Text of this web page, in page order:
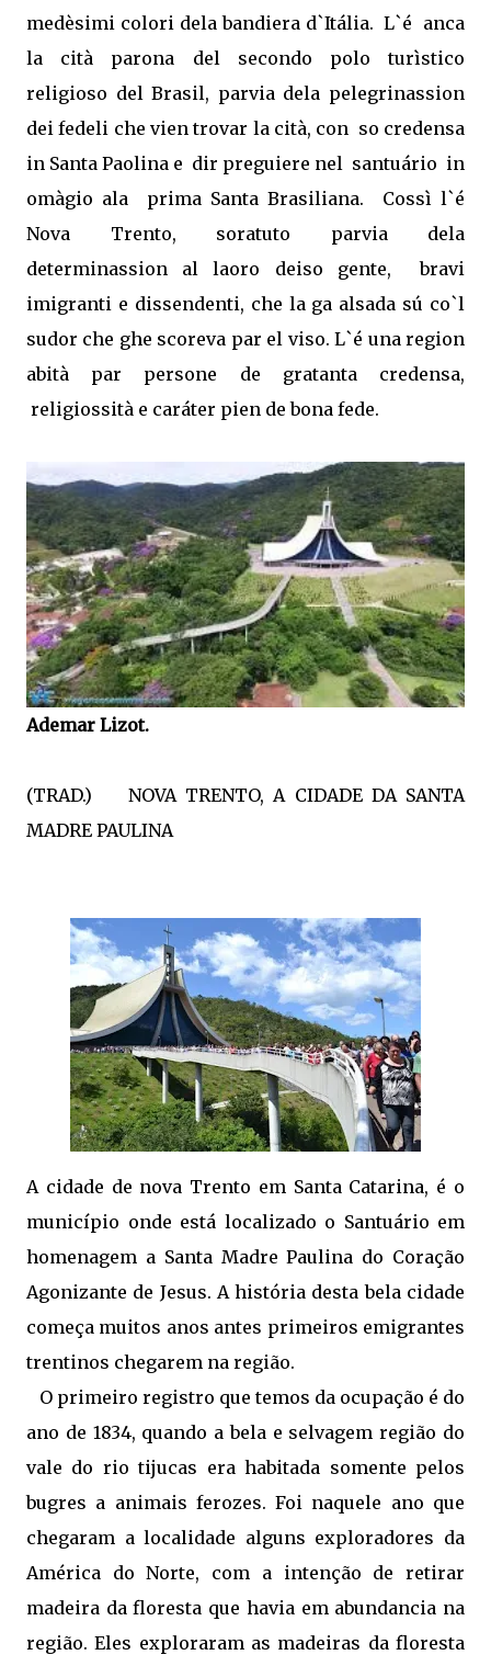
medèsimi colori dela bandiera d`Itália. L`é anca
la cità parona del secondo polo turìstico
religioso del Brasil, parvia dela pelegrinassion
dei fedeli che vien trovar la cità, con so credensa
in Santa Paolina e dir preguiere nel santuário in
omàgio ala
prima Santa Brasiliana.
Cossì l`é
Nova Trento, soratuto parvia dela
determinassion al laoro deiso gente,
bravi
imigranti e dissendenti, che la ga alsada sú co`l
sudor che ghe scoreva par el viso. L`é una region
abità par persone de gratanta credensa,
religiossità e caráter pien de bona fede.
Ademar Lizot.
(TRAD.)
NOVA TRENTO, A CIDADE DA SANTA
MADRE PAULINA
A cidade de nova Trento em Santa Catarina, é o
município onde está localizado o Santuário em
homenagem a Santa Madre Paulina do Coração
Agonizante de Jesus. A história desta bela cidade
começa muitos anos antes primeiros emigrantes
trentinos chegarem na região.
O primeiro registro que temos da ocupação é do
ano de 1834, quando a bela e selvagem região do
vale do rio tijucas era habitada somente pelos
bugres a animais ferozes. Foi naquele ano que
chegaram a localidade alguns exploradores da
América do Norte, com a intenção de retirar
madeira da floresta que havia em abundancia na
região. Eles exploraram as madeiras da floresta